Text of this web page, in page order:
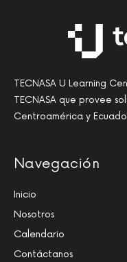
TECNASA U Learning
TECNASA que provee
Centroamérica y
Navegación
Inicio
Nosotros
Calendario
Contáctanos